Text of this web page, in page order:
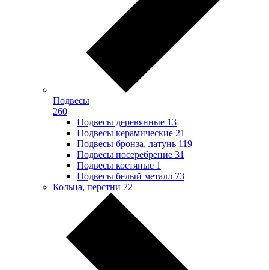
Подвесы
260
Подвесы деревянные 13
Подвесы керамические 21
Подвесы бронза, латунь 119
Подвесы посеребрение 31
Подвесы костяные 1
Подвесы белый металл 73
Кольца, перстни 72